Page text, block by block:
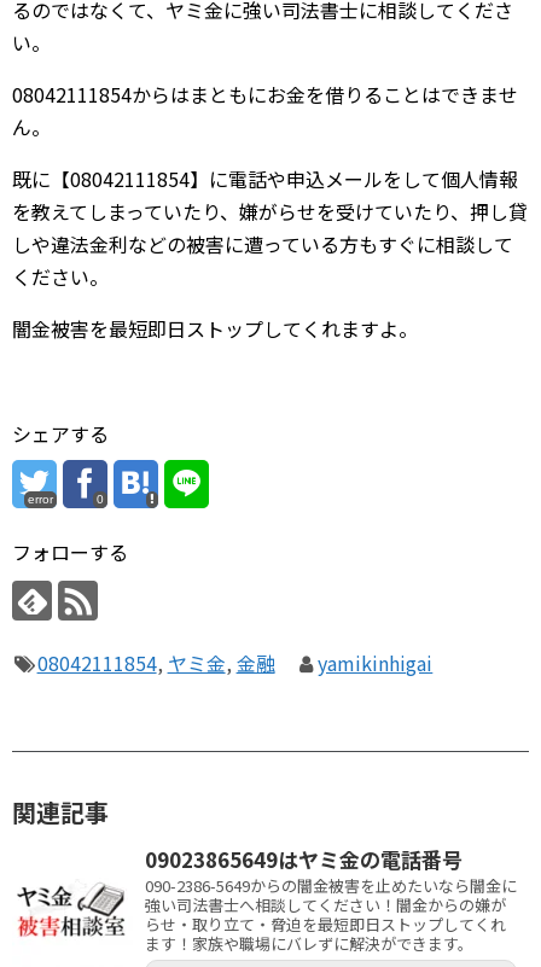
るのではなくて、ヤミ金に強い司法書士に相談してくださ
い。
08042111854からはまともにお金を借りることはできませ
ん。
既に【08042111854】に電話や申込メールをして個人情報
を教えてしまっていたり、嫌がらせを受けていたり、押し貸
しや違法金利などの被害に遭っている方もすぐに相談して
ください。
闇金被害を最短即日ストップしてくれますよ。
シェアする
error 0
フォローする
08042111854, ヤミ金, 金融 yamikinhigai
関連記事
09023865649はヤミ金の電話番号
090-2386-5649からの闇金被害を止めたいなら闇金に
強い司法書士へ相談してください！闇金からの嫌が
らせ・取り立て・脅迫を最短即日ストップしてくれ
ます！家族や職場にバレずに解決ができます。